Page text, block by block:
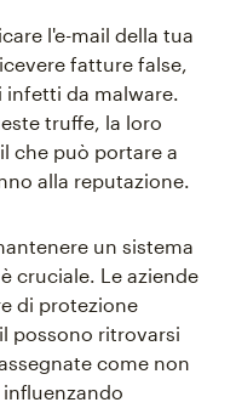
l'e-mail della tua
fatture false,
infetti da malware.
truffe, la loro
che può portare a
alla reputazione.
un sistema
cruciale. Le aziende
di protezione
possono ritrovarsi
come non